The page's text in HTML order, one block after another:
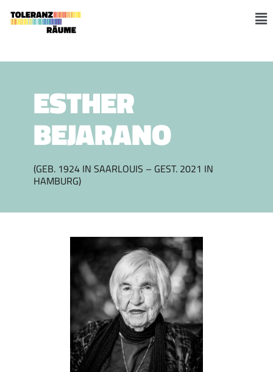
Inhalt
springen
ESTHER
BEJARANO
(GEB. 1924 IN SAARLOUIS – GEST. 2021 IN
HAMBURG)